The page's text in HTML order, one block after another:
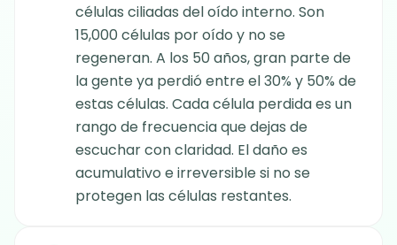
células ciliadas del oído interno. Son
15,000 células por oído y no se
regeneran. A los 50 años, gran parte de
la gente ya perdió entre el 30% y 50% de
estas células. Cada célula perdida es un
rango de frecuencia que dejas de
escuchar con claridad. El daño es
acumulativo e irreversible si no se
protegen las células restantes.